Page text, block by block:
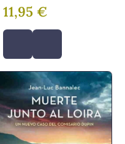
11,95 €